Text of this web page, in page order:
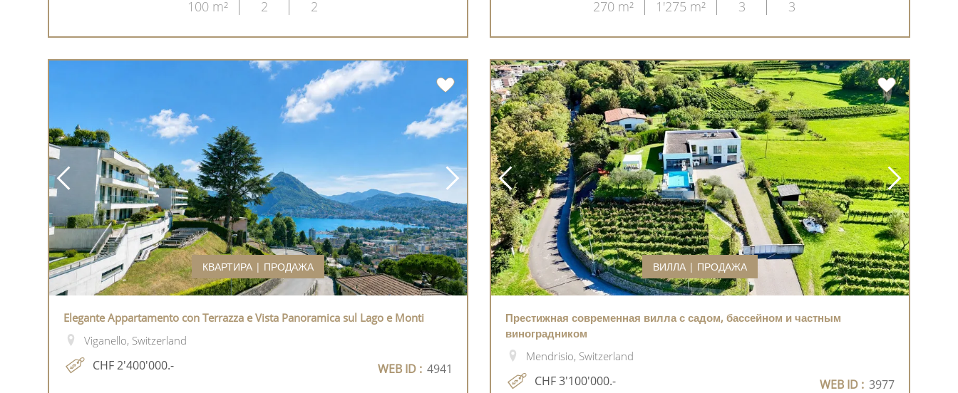
100 m² 2 2 270 m² 1'275 m² 3 3
КВАРТИРА | ПРОДАЖА
Elegante Appartamento con Terrazza e Vista Panoramica sul Lago e Monti
Viganello, Switzerland
CHF 2'400'000.- WEB ID : 4941
ВИЛЛА | ПРОДАЖА
Престижная современная вилла с садом, бассейном и частным
виноградником
Mendrisio, Switzerland
CHF 3'100'000.- WEB ID : 3977